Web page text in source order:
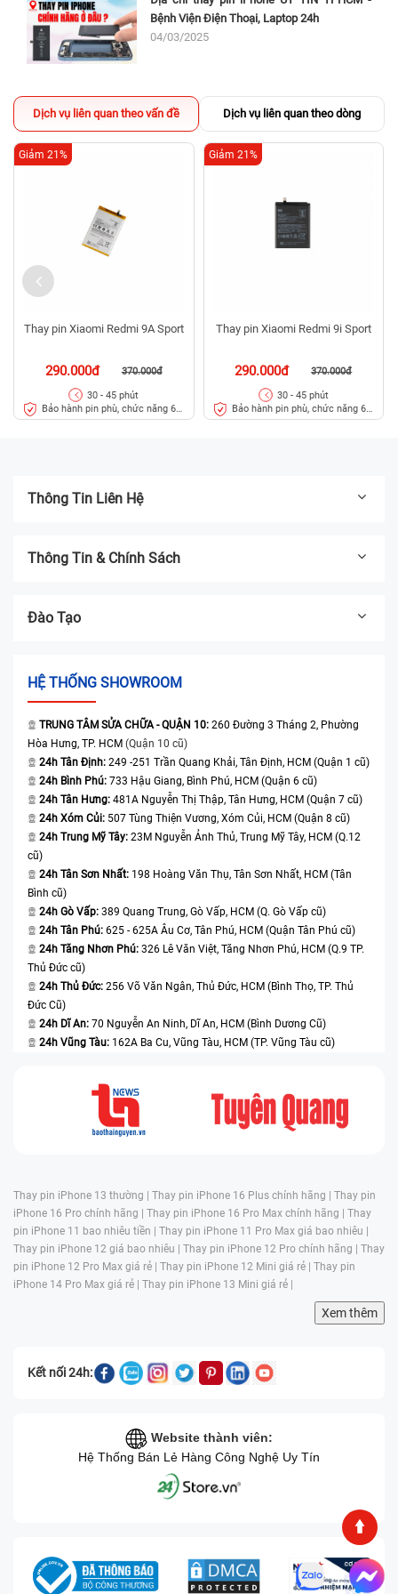
này rất nguy hiểm nếu không được xử lý kịp thời.
Nếu laptop của bạn xuất hiện các dấu hiệu trên thì khả
năng rất lớn là pin laptop đang bị hỏng, và bạn phải
trình sử dụng.
Nguyên nhân dẫn đến hỏng pin laptop Dell Inspiron 5447
pin laptop. Dưới đây sẽ là một số nguyên nhân liên
Thường xuyên vừa sử dụng vừa cắm sạc pin, đây là
Sử dụng pin đến khi cạn kiệt hoặc tắt nguồn mới
Dùng những thiết bị sạc không chính hãng, quá cũ
hoặc từng thay pin kém chất lượng
Sử dụng laptop ở môi trường có nhiệt độ quá cao
hoặc để laptop nóng thường xuyên.
Thói quen sử dụng laptop trên giường hoặc ở
những nơi ẩm ướt, không thoáng khí làm cho laptop
không tỏa nhiệt được
Sạc pin ở nơi có nguồn điện chập chờn không ổn
định
Không vệ sinh laptop thường xuyên và định kỳ là
nguyên nhân làm nóng máy dẫn đến hư pin.
Có nên lựa chọn Bệnh Viện Điện Thoại, Laptop 24h để
thay pin laptop Dell Inspiron 5447 P49G?
Khi phát hiện laptop Dell Inspiron 5447 P49G có những
máy đến trung tâm để kiểm tra và có biện pháp xử lý
kịp thời. Bệnh Viện Điện Thoại, Laptop 24h là một
trung tâm sửa chữa thiết bị điện tử uy tín và đã được
ngũ kỹ thuật viên dày dặn kinh nghiệm cùng thiết bị
máy móc hiện đại đảm bảo cung cấp cho bạn dịch vụ
sửa chữa tốt nhất.
Khi đến với trung tâm bạn sẽ được đội ngũ kỹ thuật
viên có chuyên môn hỗ trợ kiểm tra thiết bị, tư vấn
phương pháp sửa chữa tối ưu và tiết kiệm chi phí nhất.
giá minh bạch để bạn có thể an tâm vì sẽ không phát
sinh thêm bất kỳ chi phí nào.
Thoại, Laptop 24h bởi trung tâm cam kết toàn bộ linh
kiện dùng để thay thế đều là sản phẩm chính hãng, có
nguồn gốc rõ ràng. Bên cạnh đó trung tâm sẽ hoàn
100% phí dịch vụ nếu có sơ xuất trong quá trình thực
Đối với dịch vụ thay pin laptop Dell Inspiron 5447
P49G , bạn có thể lấy máy ngay sau khi thay, bởi toàn
Bệnh Viện Điện Thoại, Laptop 24h
04/03/2025
Dịch vụ liên quan theo vấn đề Dịch vụ liên quan theo dòng
Thay pin Xiaomi Redmi 9A Sport
290.000đ 370.000đ
Giảm 21%
30 - 45 phút
Bảo hành pin phù, chức năng 6
tháng
Thay pin Xiaomi Redmi 9i Sport
290.000đ 370.000đ
Giảm 21%
30 - 45 phút
Bảo hành pin phù, chức năng 6
tháng
Thông Tin Liên Hệ
Thông Tin & Chính Sách
Đào Tạo
HỆ THỐNG SHOWROOM
TRUNG TÂM SỬA CHỮA - QUẬN 10: 260 Đường 3 Tháng 2, Phường
Hòa Hưng, TP. HCM (Quận 10 cũ)
24h Tân Định: 249 -251 Trần Quang Khải, Tân Định, HCM (Quận 1 cũ)
24h Bình Phú: 733 Hậu Giang, Bình Phú, HCM (Quận 6 cũ)
24h Tân Hưng: 481A Nguyễn Thị Thập, Tân Hưng, HCM (Quận 7 cũ)
24h Xóm Củi: 507 Tùng Thiện Vương, Xóm Củi, HCM (Quận 8 cũ)
24h Trung Mỹ Tây: 23M Nguyễn Ảnh Thủ, Trung Mỹ Tây, HCM (Q.12
cũ)
24h Tân Sơn Nhất: 198 Hoàng Văn Thụ, Tân Sơn Nhất, HCM (Tân
Bình cũ)
24h Gò Vấp: 389 Quang Trung, Gò Vấp, HCM (Q. Gò Vấp cũ)
24h Tân Phú: 625 - 625A Âu Cơ, Tân Phú, HCM (Quận Tân Phú cũ)
24h Tăng Nhơn Phú: 326 Lê Văn Việt, Tăng Nhơn Phú, HCM (Q.9 TP.
Thủ Đức cũ)
24h Thủ Đức: 256 Võ Văn Ngân, Thủ Đức, HCM (Bình Thọ, TP. Thủ
Đức Cũ)
24h Dĩ An: 70 Nguyễn An Ninh, Dĩ An, HCM (Bình Dương Cũ)
24h Vũng Tàu: 162A Ba Cu, Vũng Tàu, HCM (TP. Vũng Tàu cũ)
Thay pin iPhone 13 thường | Thay pin iPhone 16 Plus chính hãng | Thay pin
iPhone 16 Pro chính hãng | Thay pin iPhone 16 Pro Max chính hãng | Thay
pin iPhone 11 bao nhiêu tiền | Thay pin iPhone 11 Pro Max giá bao nhiêu |
Thay pin iPhone 12 giá bao nhiêu | Thay pin iPhone 12 Pro chính hãng | Thay
pin iPhone 12 Pro Max giá rẻ | Thay pin iPhone 12 Mini giá rẻ | Thay pin
iPhone 14 Pro Max giá rẻ | Thay pin iPhone 13 Mini giá rẻ |
Xem thêm
Kết nối 24h:
Website thành viên:
Hệ Thống Bán Lẻ Hàng Công Nghệ Uy Tín